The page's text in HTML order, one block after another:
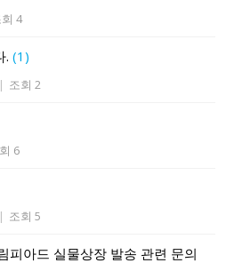
4
.(1)
| 조회 2
6
| 조회 5
피아드 실물상장 발송 관련 문의